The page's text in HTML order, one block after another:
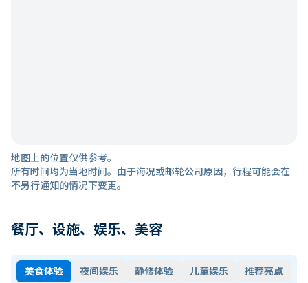
地图上的位置仅供参考。
所有时间均为当地时间。由于海况或邮轮公司原因，行程可能会在
不另行通知的情况下变更。
餐厅、设施、娱乐、美容
美食体验 夜间娱乐 静修体验 儿童娱乐 推荐亮点